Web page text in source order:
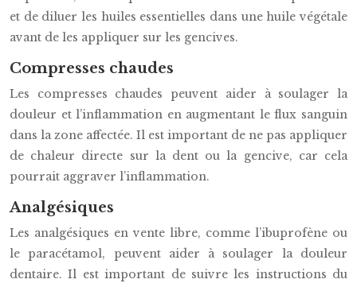
et de diluer les huiles essentielles dans une huile végétale
avant de les appliquer sur les gencives.
Compresses chaudes
Les compresses chaudes peuvent aider à soulager la
douleur et l’inflammation en augmentant le flux sanguin
dans la zone affectée. Il est important de ne pas appliquer
de chaleur directe sur la dent ou la gencive, car cela
pourrait aggraver l’inflammation.
Analgésiques
Les analgésiques en vente libre, comme l’ibuprofène ou
le paracétamol, peuvent aider à soulager la douleur
dentaire. Il est important de suivre les instructions du